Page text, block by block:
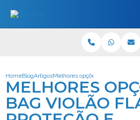
HomeBlogArtigosMelhores opções de bag violão
MELHORES
BAG VIOLÃO